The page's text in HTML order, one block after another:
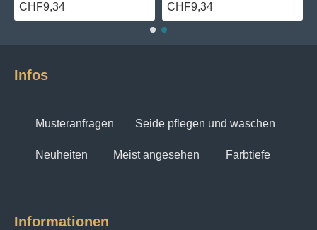
CHF9,34
CHF9,34
Infos
Musteranfragen Seide pflegen und waschen
Neuheiten Meist angesehen Farbtiefe
Informationen